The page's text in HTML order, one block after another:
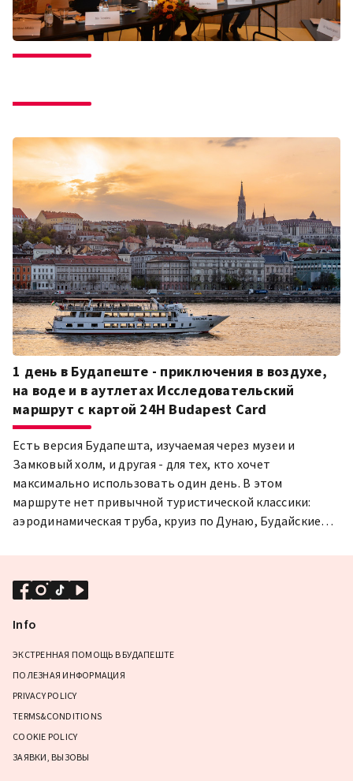
1 день в Будапеште - приключения в воздухе,
на воде и в аутлетах Исследовательский
маршрут с картой 24H Budapest Card
Есть версия Будапешта, изучаемая через музеи и
Замковый холм, и другая - для тех, кто хочет
максимально использовать один день. В этом
маршруте нет привычной туристической классики:
аэродинамическая труба, круиз по Дунаю, Будайские
уместилось в один день, причем с учетом скидками
Будапештской карты
Info
ЭКСТРЕННАЯ ПОМОЩЬ В БУДАПЕШТЕ
ПОЛЕЗНАЯ ИНФОРМАЦИЯ
PRIVACY POLICY
TERMS&CONDITIONS
COOKIE POLICY
ЗАЯВКИ, ВЫЗОВЫ